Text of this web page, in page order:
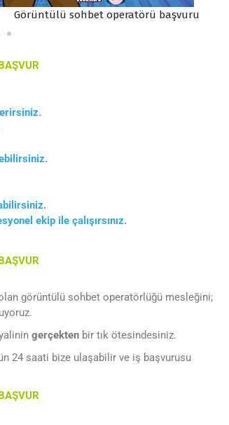
Saatte 10-15 Dolar kazanç
ekip ile çalışırsınız.
görüntülü sohbet operatörlüğü mesleğini;
gerçekten bir tık ötesindesiniz.
24 saati bize ulaşabilir ve iş başvurusu